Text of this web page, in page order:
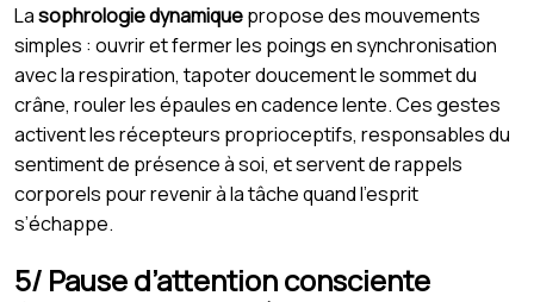
Lasophrologie dynamiquepropose des mouvements
simples : ouvrir et fermer les poings en synchronisation
avec la respiration, tapoter doucement le sommet du
crâne, rouler les épaules en cadence lente. Ces gestes
activent les récepteurs proprioceptifs, responsables du
sentiment de présence à soi, et servent de rappels
corporels pour revenir à la tâche quand l’esprit
s’échappe.
5/ Pause d’attention consciente